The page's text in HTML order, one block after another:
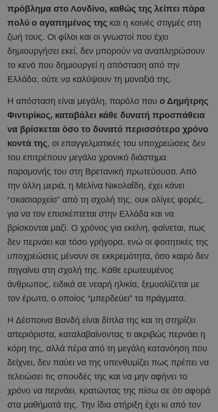
πρόβλημα στο Λονδίνο, καθώς της λείπει πάρα
πολύ ο αγαπημένος της και η κοινές στιγμές στη
ζωή τους. Οι φίλοι και οι γνωστοί που έχει
δημιουργήσει εκεί, δεν μπορούν να αναπληρώσουν
το κενό που δημιουργεί η απόσταση από την
Ελλάδα, ούτε να καλύψουν τη μοναξιά της.
Η απόσταση είναι μεγάλη, παρόλο που ο Δημήτρης
Φιντιρίκος, καταβάλει κάθε δυνατή προσπάθεια
να βρίσκεται όσο το δυνατό περισσότερο χρόνο
κοντά της, οι επαγγελματικές του υποχρεώσεις δεν
του επιτρέπουν μεγάλο χρονικό διάστημα
παραμονής του στη Βρετανική πρωτεύουσα. Από
την άλλη μεριά, η Μελίνα Νικολαΐδη, έχει κάνει
“σκασιαρχείο” από τη σχολή της, ουκ ολίγες φορές,
για να τον επισκέπτεται στην Ελλάδα και να
βρίσκονται μαζί. Ο χρόνος για εκείνη, φαίνεται, πως
δεν περνάει και τόσο γρήγορα, ενώ οι φοιτητικές της
υποχρεώσεις μένουν σε εκκρεμότητα, όσο καιρό δεν
πηγαίνει στη σχολή της. Κάθε ερωτευμένος
άνθρωπος, ειδικά σε νεαρή ηλικία, ξεμυαλίζεται με
τον έρωτα, ο οποίος “μπερδεύει” τα πράγματα.
Η Δέσποινα Βανδή είναι δίπλα της και τη στηρίζει
απεριόριστα, καταλαβαίνοντας τι ακριβώς περνάει η
κόρη της, αλλά πέρα από τη μεγάλη κατανόηση που
δείχνει, δεν παύει να της υπενθυμίζει πως πρέπει να
τελειώσει τις σπουδές της και να μην αφήνει το
χρόνο να περνάει, κρατώντας της πίσω σε ότι αφορά
στα μαθήματά της. Την ίδια στήριξη έχει κι από τον